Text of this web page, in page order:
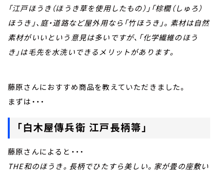
「江戸ほうき（ほうき草を使用したもの）」「棕櫚（しゅろ）
ほうき」、庭・道路など屋外用なら「竹ほうき」。素材は自然
素材がいいという意見は多いですが、「化学繊維のほう
き」は毛先を水洗いできるメリットがあります。
藤原さんにおすすめ商品を教えていただきました。
まずは・・・
「白木屋傳兵衛 江戸長柄箒」
藤原さんによると・・・
THE和のほうき。長柄でひたすら美しい。家が畳の座敷い